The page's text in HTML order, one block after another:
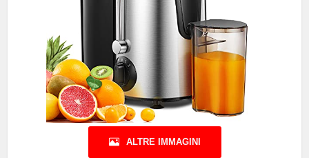
ALTRE IMMAGINI